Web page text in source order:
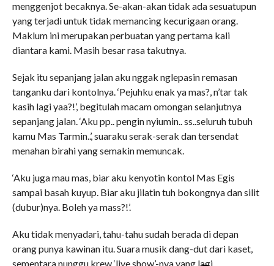
menggenjot becaknya. Se-akan-akan tidak ada sesuatupun
yang terjadi untuk tidak memancing kecurigaan orang.
Maklum ini merupakan perbuatan yang pertama kali
diantara kami. Masih besar rasa takutnya.
Sejak itu sepanjang jalan aku nggak nglepasin remasan
tanganku dari kontolnya. ‘Pejuhku enak ya mas?, n’tar tak
kasih lagi yaa?!’, begitulah macam omongan selanjutnya
sepanjang jalan. ‘Aku pp.. pengin nyiumin.. ss..seluruh tubuh
kamu Mas Tarmin..’, suaraku serak-serak dan tersendat
menahan birahi yang semakin memuncak.
‘Aku juga mau mas, biar aku kenyotin kontol Mas Egis
sampai basah kuyup. Biar aku jilatin tuh bokongnya dan silit
(dubur)nya. Boleh ya mass?!’.
Aku tidak menyadari, tahu-tahu sudah berada di depan
orang punya kawinan itu. Suara musik dang-dut dari kaset,
sementara nunggu krew ‘live show’-nya yang lagi